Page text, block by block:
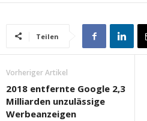
Teilen
Vorheriger Artikel
2018 entfernte Google 2,3
Milliarden unzulässige
Werbeanzeigen